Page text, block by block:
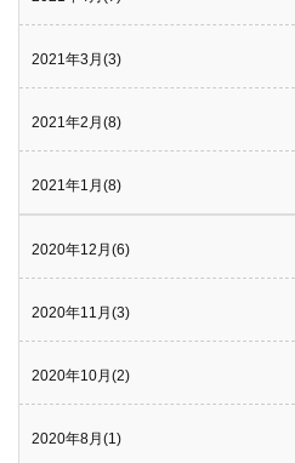
2021年3月(3)
2021年2月(8)
2021年1月(8)
2020年12月(6)
2020年11月(3)
2020年10月(2)
2020年8月(1)